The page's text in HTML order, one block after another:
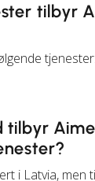
tilbyr
tjenester:
tilbyr
i Latvia, men